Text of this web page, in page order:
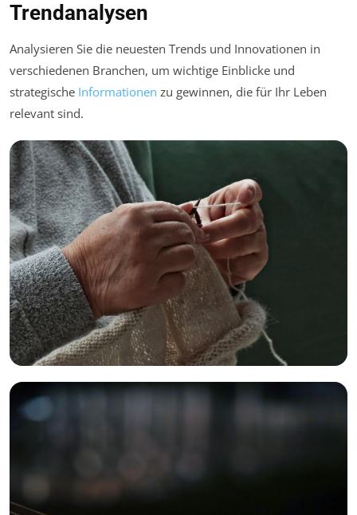
Trendanalysen
Analysieren Sie die neuesten Trends und Innovationen in
verschiedenen Branchen, um wichtige Einblicke und
strategische Informationen zu gewinnen, die für Ihr Leben
relevant sind.